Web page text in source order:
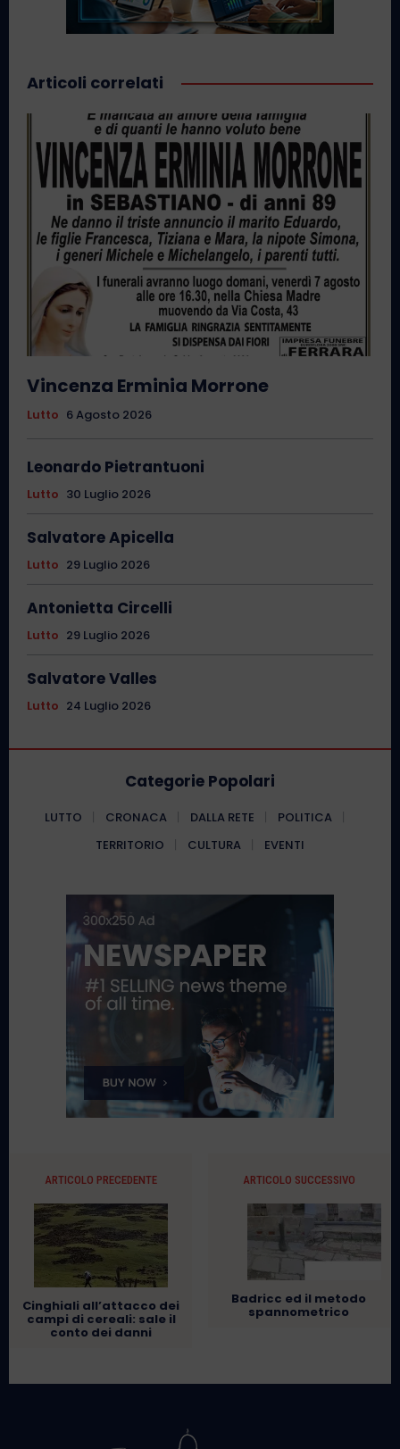
Articoli correlati
Vincenza Erminia Morrone
Lutto 6 Agosto 2026
Leonardo Pietrantuoni
Lutto 30 Luglio 2026
Salvatore Apicella
Lutto 29 Luglio 2026
Antonietta Circelli
Lutto 29 Luglio 2026
Salvatore Valles
Lutto 24 Luglio 2026
Categorie Popolari
LUTTO CRONACA DALLA RETE
POLITICA
TERRITORIO
CULTURA EVENTI
ARTICOLO PRECEDENTE
Cinghiali all’attacco dei
campi di cereali: sale il
conto dei danni
ARTICOLO SUCCESSIVO
Badricc ed il metodo
spannometrico